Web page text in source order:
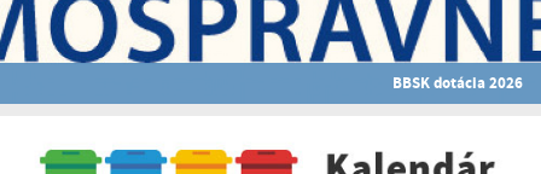
BBSK dotácia 2026